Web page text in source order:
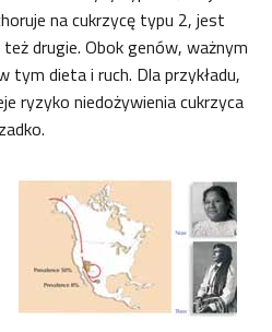
na cukrzycę typu 2, jest
drugie. Obok genów, ważnym
tym dieta i ruch. Dla przykładu,
ryzyko niedożywienia cukrzyca